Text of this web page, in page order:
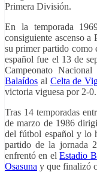
Primera División.
En la temporada
consiguiente ascenso a
su primer partido como
español fue el 13 de
Campeonato
Balaídos al Celta de
victoria viguesa por 2-0.
Tras 14 temporadas
de marzo de 1986
del fútbol español y lo
partido de la jornada
enfrentóen elEstadio
Osasuna y que finalizó